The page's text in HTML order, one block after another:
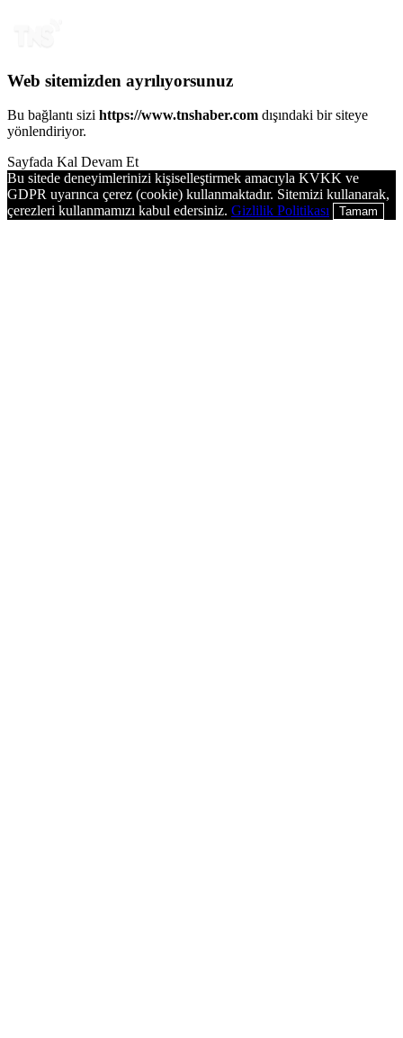
Web sitemizden ayrılıyorsunuz
Bu bağlantı sizi https://www.tnshaber.com dışındaki bir siteye
yönlendiriyor.
Sayfada Kal Devam Et
Bu sitede deneyimlerinizi kişiselleştirmek amacıyla KVKK ve
GDPR uyarınca çerez (cookie) kullanmaktadır. Sitemizi kullanarak,
çerezleri kullanmamızı kabul edersiniz. Gizlilik Politikası Tamam